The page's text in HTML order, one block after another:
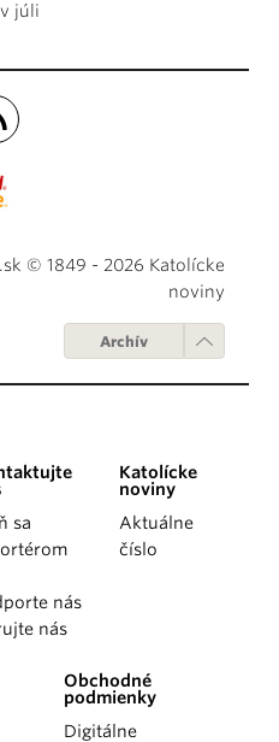
júli
© 1849 - 2026 Katolícke
noviny
Archív
sa
nás
nás
Katolícke
noviny
Aktuálne
číslo
Obchodné
podmienky
Digitálne